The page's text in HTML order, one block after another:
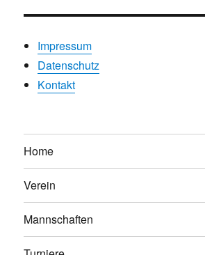
Impressum
Datenschutz
Kontakt
Home
Verein
Mannschaften